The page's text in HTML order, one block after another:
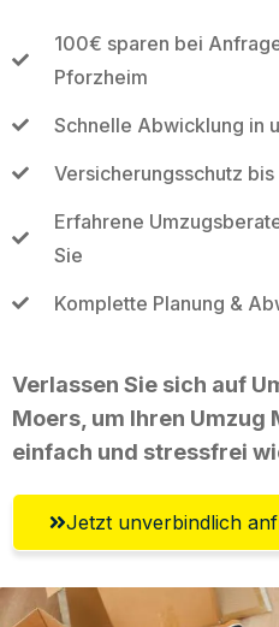
100€ sparen bei
Pforzheim
Schnelle Abwicklung in
Versicherungsschutz
Erfahrene
Sie
Komplette Planung &
Verlassen Sie sich auf
Moers, um Ihren Umzug
einfach und stressfrei
Jetzt unverbindlich